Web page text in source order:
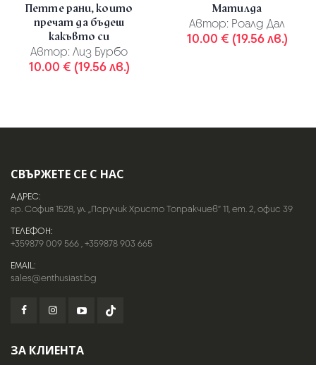
Петте рани, които
пречат да бъдеш
какъвто си
Автор: Лиз Бурбо
10.00 € (19.56 лв.)
Матилда
Автор: Роалд Дал
10.00 € (19.56 лв.)
СВЪРЖЕТЕ СЕ С НАС
АДРЕС:
гр. София 1528, ул. „Поручик Христо Топракчиев“ 11, ет. 2, офис 39
ТЕЛЕФОН:
+359879 009 566,+359878 903 665
EMAIL:
sales@enthusiast.bg
ЗА КЛИЕНТА